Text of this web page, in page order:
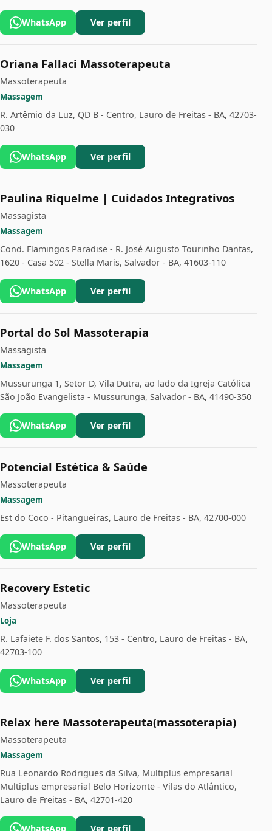
WhatsApp Ver perfil
Oriana Fallaci Massoterapeuta
Massoterapeuta
Massagem
R. Artêmio da Luz, QD B - Centro, Lauro de Freitas - BA, 42703-
030
WhatsApp Ver perfil
Paulina Riquelme | Cuidados Integrativos
Massagista
Massagem
Cond. Flamingos Paradise - R. José Augusto Tourinho Dantas,
1620 - Casa 502 - Stella Maris, Salvador - BA, 41603-110
WhatsApp Ver perfil
Portal do Sol Massoterapia
Massagista
Massagem
Mussurunga 1, Setor D, Vila Dutra, ao lado da Igreja Católica
São João Evangelista - Mussurunga, Salvador - BA, 41490-350
WhatsApp Ver perfil
Potencial Estética & Saúde
Massoterapeuta
Massagem
Est do Coco - Pitangueiras, Lauro de Freitas - BA, 42700-000
WhatsApp Ver perfil
Recovery Estetic
Massoterapeuta
Loja
R. Lafaiete F. dos Santos, 153 - Centro, Lauro de Freitas - BA,
42703-100
WhatsApp Ver perfil
Relax here Massoterapeuta(massoterapia)
Massoterapeuta
Massagem
Rua Leonardo Rodrigues da Silva, Multiplus empresarial
Multiplus empresarial Belo Horizonte - Vilas do Atlântico,
Lauro de Freitas - BA, 42701-420
WhatsApp Ver perfil